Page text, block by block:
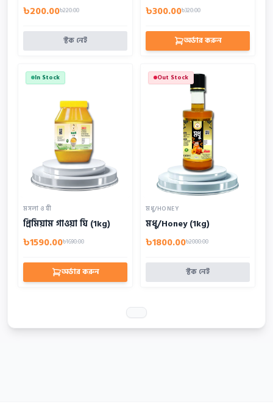
৳200.00৳220.00
স্টক নেই
৳300.00৳320.00
অর্ডার করুন
In Stock
মসলা ও ঘী
প্রিমিয়াম গাওয়া ঘি (1kg)
৳1590.00৳1690.00
অর্ডার করুন
Out Stock
মধু/HONEY
মধু/Honey (1kg)
৳1800.00৳2000.00
স্টক নেই